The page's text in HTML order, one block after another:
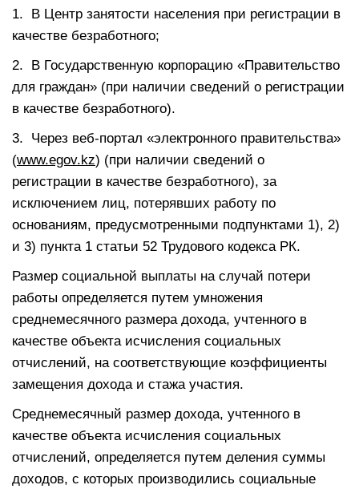
1. В Центр занятости населения при регистрации в
качестве безработного;
2. В Государственную корпорацию «Правительство
для граждан» (при наличии сведений о регистрации
в качестве безработного).
3. Через веб-портал «электронного правительства»
(www.egov.kz) (при наличии сведений о
регистрации в качестве безработного), за
исключением лиц, потерявших работу по
основаниям, предусмотренными подпунктами 1), 2)
и 3) пункта 1 статьи 52 Трудового кодекса РК.
Размер социальной выплаты на случай потери
работы определяется путем умножения
среднемесячного размера дохода, учтенного в
качестве объекта исчисления социальных
отчислений, на соответствующие коэффициенты
замещения дохода и стажа участия.
Среднемесячный размер дохода, учтенного в
качестве объекта исчисления социальных
отчислений, определяется путем деления суммы
доходов, с которых производились социальные